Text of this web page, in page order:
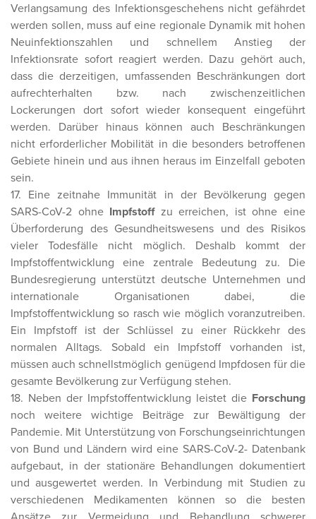
Verlangsamung des Infektionsgeschehens nicht gefährdet
werden sollen, muss auf eine regionale Dynamik mit hohen
Neuinfektionszahlen und schnellem Anstieg der
Infektionsrate sofort reagiert werden. Dazu gehört auch,
dass die derzeitigen, umfassenden Beschränkungen dort
aufrechterhalten bzw. nach zwischenzeitlichen
Lockerungen dort sofort wieder konsequent eingeführt
werden. Darüber hinaus können auch Beschränkungen
nicht erforderlicher Mobilität in die besonders betroffenen
Gebiete hinein und aus ihnen heraus im Einzelfall geboten
sein.
17. Eine zeitnahe Immunität in der Bevölkerung gegen
SARS-CoV-2 ohne Impfstoff zu erreichen, ist ohne eine
Überforderung des Gesundheitswesens und des Risikos
vieler Todesfälle nicht möglich. Deshalb kommt der
Impfstoffentwicklung eine zentrale Bedeutung zu. Die
Bundesregierung unterstützt deutsche Unternehmen und
internationale Organisationen dabei, die
Impfstoffentwicklung so rasch wie möglich voranzutreiben.
Ein Impfstoff ist der Schlüssel zu einer Rückkehr des
normalen Alltags. Sobald ein Impfstoff vorhanden ist,
müssen auch schnellstmöglich genügend Impfdosen für die
gesamte Bevölkerung zur Verfügung stehen.
18. Neben der Impfstoffentwicklung leistet die Forschung
noch weitere wichtige Beiträge zur Bewältigung der
Pandemie. Mit Unterstützung von Forschungseinrichtungen
von Bund und Ländern wird eine SARS-CoV-2- Datenbank
aufgebaut, in der stationäre Behandlungen dokumentiert
und ausgewertet werden. In Verbindung mit Studien zu
verschiedenen Medikamenten können so die besten